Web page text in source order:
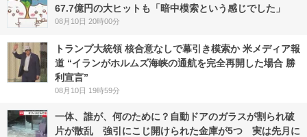
67.7億円の大ヒットも「暗中模索という感じでした」
08月10日 20時00分
トランプ大統領 核合意なしで幕引き模索か 米メディア報
道 “イランがホルムズ海峡の通航を完全再開した場合 勝
利宣言”
08月10日 19時59分
一体、誰が、何のために？自動ドアのガラスが割られ破
片が散乱 強引にこじ開けられた金庫が5つ 実は先月に